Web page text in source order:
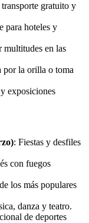
gratuito y
para hoteles y
multitudes en las
por la orilla o toma
exposiciones
: Fiestas y desfiles
con fuegos
los más populares
danza y teatro.
de deportes